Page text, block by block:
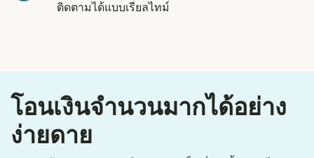
ติดตามได้แบบเรียลไทม์
โอนเงินจำนวนมากได้อย่าง
ง่ายดาย